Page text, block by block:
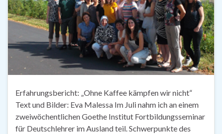
Erfahrungsbericht: „Ohne Kaffee kämpfen wir nicht“
Text und Bilder: Eva Malessa Im Juli nahm ich an einem
zweiwöchentlichen Goethe Institut Fortbildungsseminar
für Deutschlehrer im Ausland teil. Schwerpunkte des